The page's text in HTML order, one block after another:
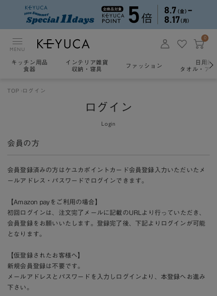
MENU
0
キッチン用品
食器
インテリア雑貨
収納・寝具
ファッション
日用雑
タオル・ア
TOP ログイン
ログイン
Login
会員の方
会員登録済みの方はケユカポイントカード会員登録入力いただいたメ
ールアドレス・パスワードでログインできます。
【Amazon payをご利用の場合】
初回ログインは、注文完了メールに記載のURLより行っていただき、
会員登録をお願いいたします。登録完了後、下記よりログインが可能
となります。
【仮登録されたお客様へ】
新規会員登録は不要です。
メールアドレスとパスワードを入力しログインより、本登録へお進み
下さい。